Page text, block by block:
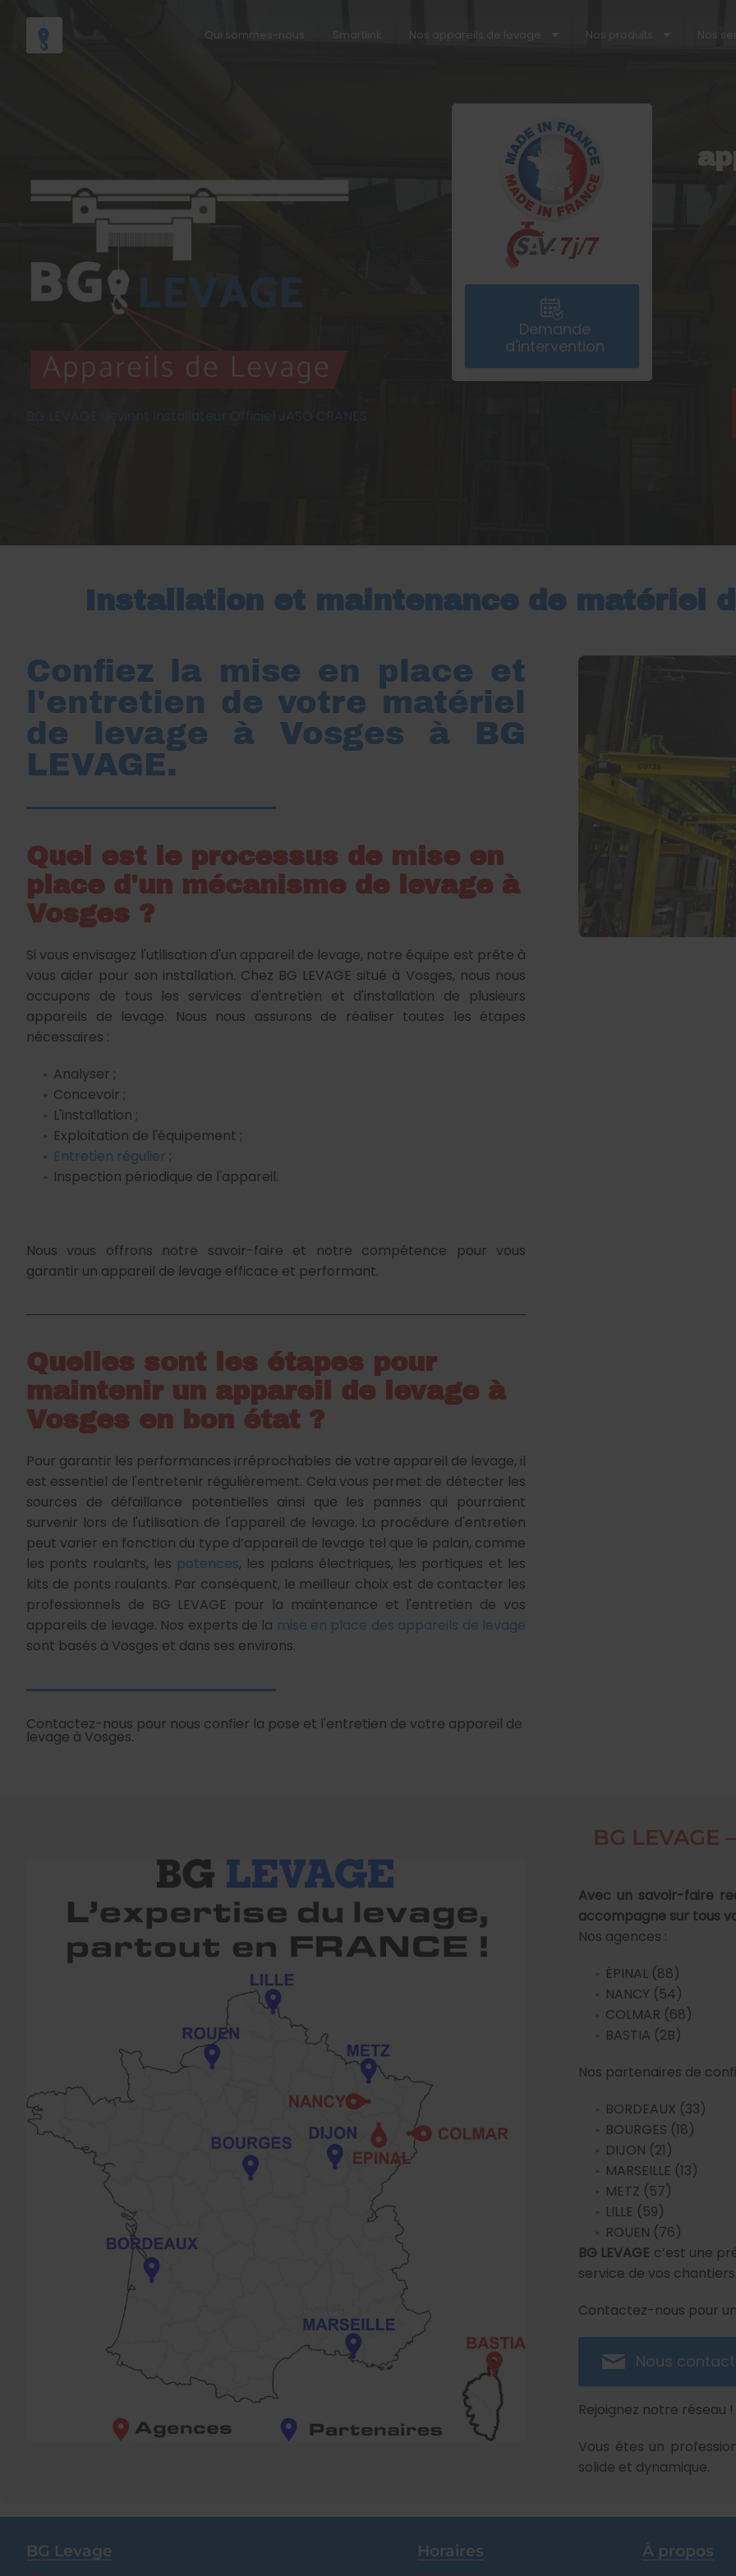
BG LEVAGE devient Installateur Officiel JASO CRANES
Demande
d'intervention
Qui sommes-nous Smartlink Nos appareils de levage Nos produits Nos
Installation et maintenance de matériel
Confiez la mise en place et
l'entretien de votre matériel
de levage à Vosges à BG
LEVAGE.
Quel est le processus de mise en
place d'un mécanisme de levage à
Vosges ?
Si vous envisagez l'utilisation d'un appareil de levage, notre équipe est prête à
vous aider pour son installation. Chez BG LEVAGE situé à Vosges, nous nous
occupons de tous les services d'entretien et d'installation de plusieurs
appareils de levage. Nous nous assurons de réaliser toutes les étapes
nécessaires :
Analyser ;
Concevoir ;
L'installation ;
Exploitation de l'équipement ;
Entretien régulier ;
Inspection périodique de l'appareil.
Nous vous offrons notre savoir-faire et notre compétence pour vous
garantir un appareil de levage efficace et performant.
Quelles sont les étapes pour
maintenir un appareil de levage à
Vosges en bon état ?
Pour garantir les performances irréprochables de votre appareil de levage, il
est essentiel de l'entretenir régulièrement. Cela vous permet de détecter les
sources de défaillance potentielles ainsi que les pannes qui pourraient
survenir lors de l'utilisation de l'appareil de levage. La procédure d'entretien
peut varier en fonction du type d’appareil de levage tel que le palan, comme
les ponts roulants, les potences, les palans électriques, les portiques et les
kits de ponts roulants. Par conséquent, le meilleur choix est de contacter les
professionnels de BG LEVAGE pour la maintenance et l'entretien de vos
appareils de levage. Nos experts de la mise en place des appareils de levage
sont basés à Vosges et dans ses environs.
Contactez-nous pour nous confier la pose et l'entretien de votre appareil de
levage à Vosges.
BG
Avec un savoir-faire
accompagne sur tous
Nos agences :
ÉPINAL (88)
NANCY (54)
COLMAR (68)
BASTIA (2B)
Nos partenaires de
BORDEAUX (33)
BOURGES (18)
DIJON (21)
MARSEILLE (13)
METZ (57)
LILLE (59)
ROUEN (76)
BG LEVAGE c’est une
service de vos chantiers.
Contactez-nous pour
Nous
Rejoignez notre réseau !
Vous êtes un
solide et dynamique.
BG Levage Horaires À propos